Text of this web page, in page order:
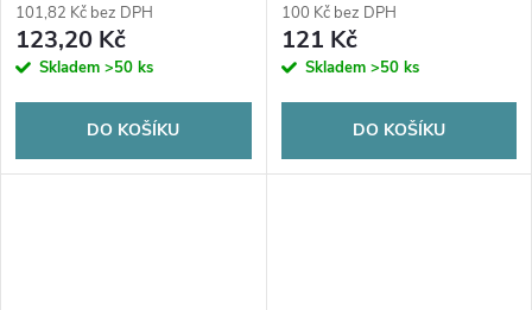
101,82 Kč bez DPH
123,20 Kč
Skladem >50 ks
DO KOŠÍKU
100 Kč bez DPH
121 Kč
Skladem >50 ks
DO KOŠÍKU